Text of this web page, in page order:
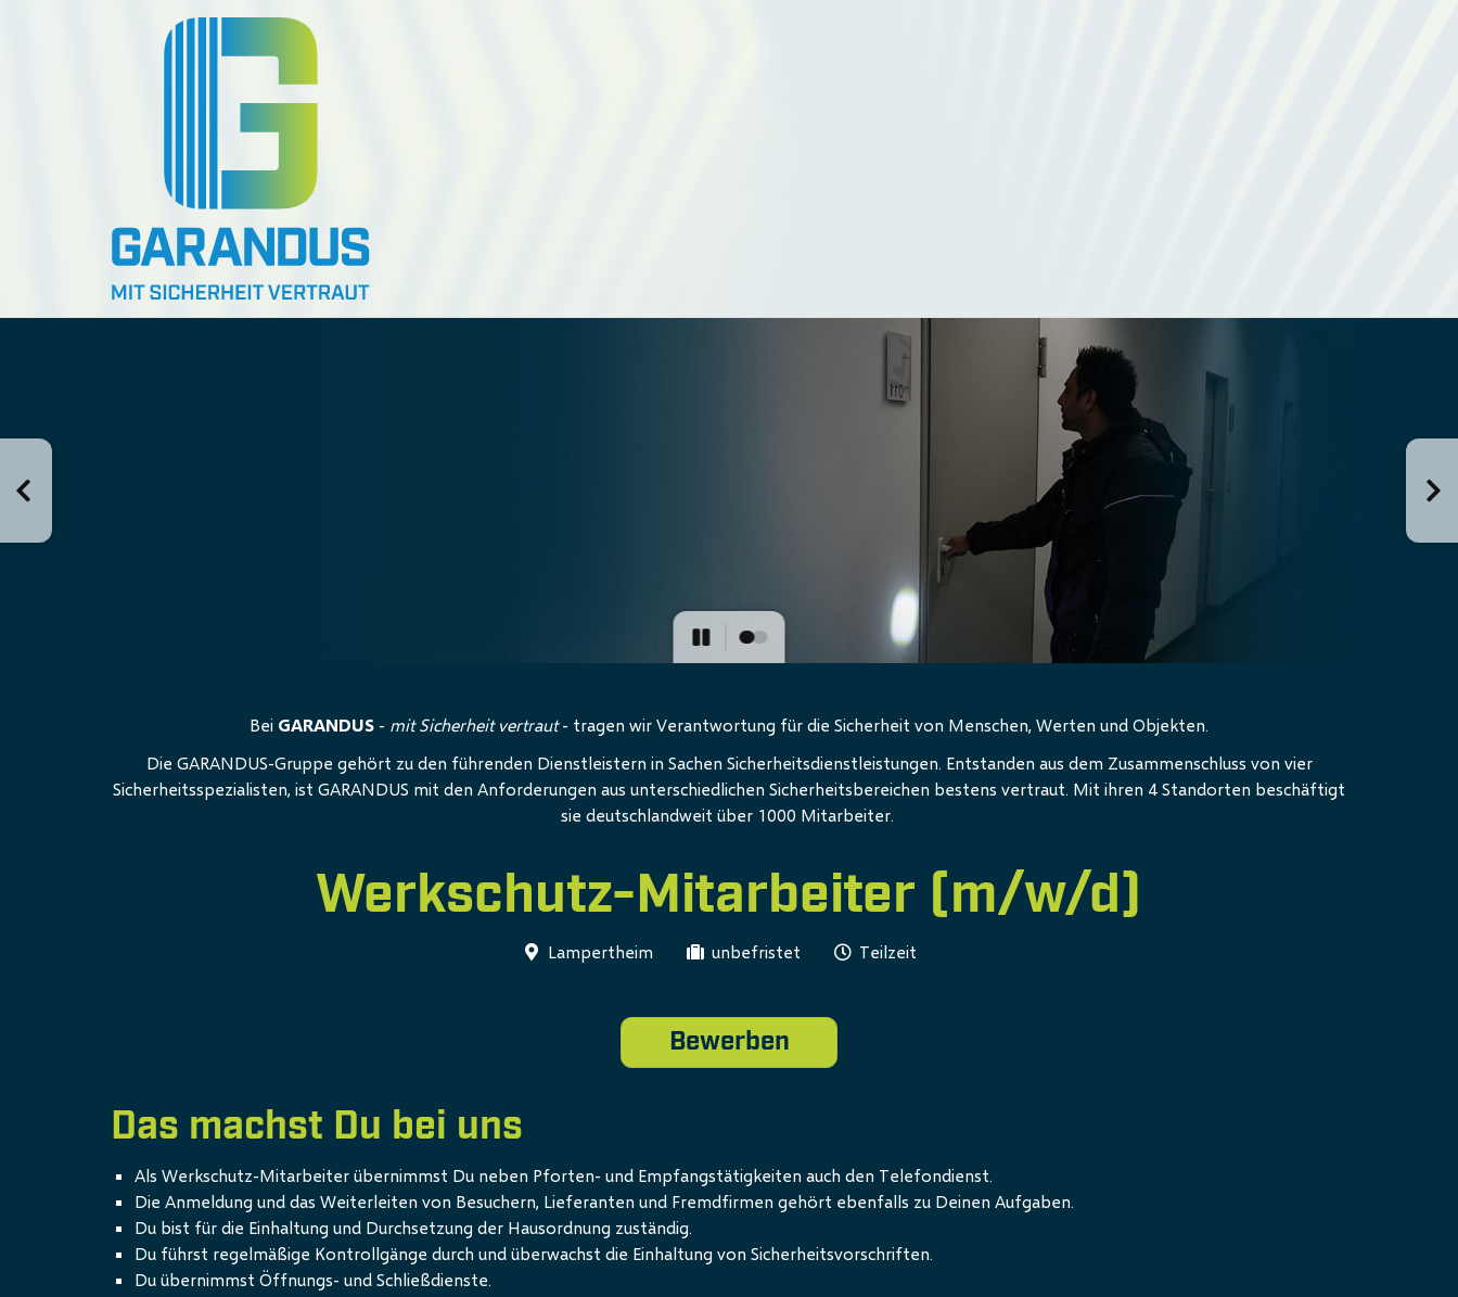
Werkschutz-Mitarbeiter (m/w/d)
Lampertheim unbefristet Teilzeit
Bewerben
Bei GARANDUS - mit Sicherheit vertraut- tragen wir Verantwortung für die Sicherheit von Menschen, Werten und Objekten.
Die GARANDUS-Gruppe gehört zu den führenden Dienstleistern in Sachen Sicherheitsdienstleistungen. Entstanden aus dem Zusammenschluss von vier
Sicherheitsspezialisten, ist GARANDUS mit den Anforderungen aus unterschiedlichen Sicherheitsbereichen bestens vertraut. Mit ihren 4 Standorten beschäftigt
sie deutschlandweit über 1000 Mitarbeiter.
Das machst Du bei uns
Als Werkschutz-Mitarbeiter übernimmst Du neben Pforten- und Empfangstätigkeiten auch den Telefondienst.
Die Anmeldung und das Weiterleiten von Besuchern, Lieferanten und Fremdfirmen gehört ebenfalls zu Deinen Aufgaben.
Du bist für die Einhaltung und Durchsetzung der Hausordnung zuständig.
Du führst regelmäßige Kontrollgänge durch und überwachst die Einhaltung von Sicherheitsvorschriften.
Du übernimmst Öffnungs- und Schließdienste.